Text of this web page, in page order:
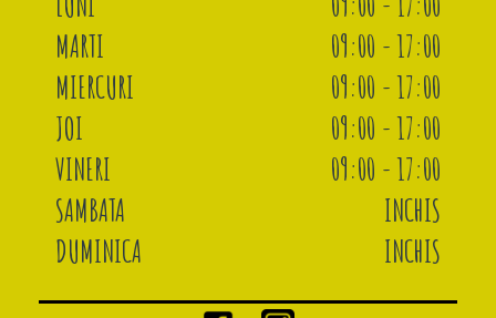
MARTI
09:00 - 17:00
MIERCURI
09:00 - 17:00
JOI
09:00 - 17:00
VINERI
09:00 - 17:00
SAMBATA
INCHIS
DUMINICA
INCHIS